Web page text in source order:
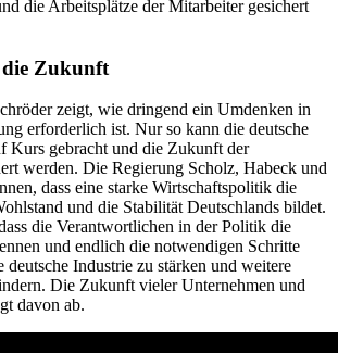
die Arbeitsplätze der Mitarbeiter gesichert
Zukunft
zeigt, wie dringend ein Umdenken in
erforderlich ist. Nur so kann die deutsche
Kurs gebracht und die Zukunft der
werden. Die Regierung Scholz, Habeck und
dass eine starke Wirtschaftspolitik die
und die Stabilität Deutschlands bildet.
die Verantwortlichen in der Politik die
und endlich die notwendigen Schritte
deutsche Industrie zu stärken und weitere
Die Zukunft vieler Unternehmen und
davon ab.